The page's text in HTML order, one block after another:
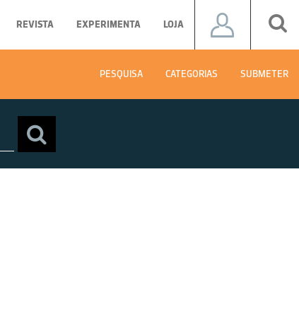
REVISTA EXPERIMENTA LOJA
PESQUISA CATEGORIAS SUBMETER